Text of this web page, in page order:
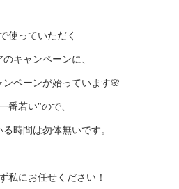
使っていただく
キャンペーンに、
ペーンが始っています🌸
番若い"ので、
時間は勿体無いです。
私にお任せください！